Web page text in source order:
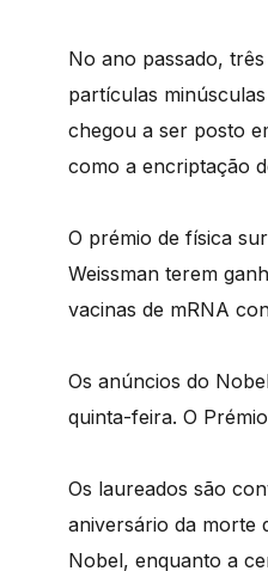
No ano passado,
partículas
chegou a ser posto
como a encriptação
O prémio de física
Weissman terem
vacinas de mRNA
Os anúncios do
quinta-feira. O
Os laureados são
aniversário da morte
Nobel, enquanto a